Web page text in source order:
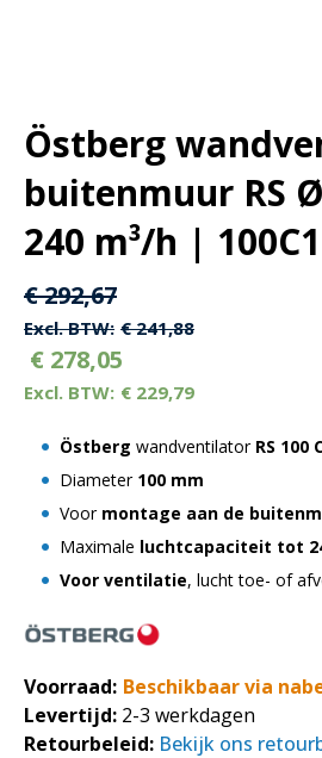
Östberg
buitenmuur RS
240 m³/h |
Oorspronkelijke
prijs
was:
€ 292,67.
€292,67Huidige
prijs
is:
€ 292,67.
€241,88
€ 278,05
€ 229,79
Östberg wandventilator RS 100
Diameter 100 mm
Voor montage aan de
Maximale luchtcapaciteit tot
Voor ventilatie, lucht toe- of
Voorraad: Beschikbaar via
Levertijd: 2-3 werkdagen
Retourbeleid: Bekijk ons